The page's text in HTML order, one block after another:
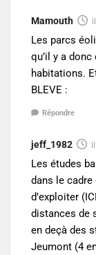
Mamouth
Les parcs
qu’il y a
habitations.
BLEVE :
Répondre
jeff_1982
Les études
dans le cadre
d’exploiter
distances de
en deçà des
Jeumont (4